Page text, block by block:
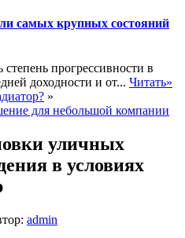
самых крупных состояний
степень прогрессивности в
доходности и от... Читать»
»
для небольшой компании
уличных
в условиях
admin